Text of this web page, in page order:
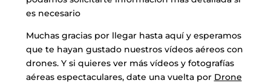
es necesario
Muchas gracias por llegar hasta aquí y esperamos
que te hayan gustado nuestros vídeos aéreos con
drones. Y si quieres ver más vídeos y fotografías
aéreas espectaculares, date una vuelta por Drone